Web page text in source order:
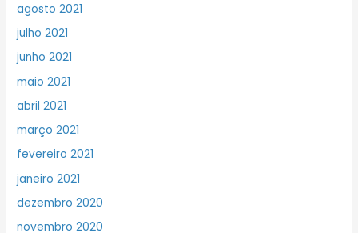
agosto 2021
julho 2021
junho 2021
maio 2021
abril 2021
março 2021
fevereiro 2021
janeiro 2021
dezembro 2020
novembro 2020